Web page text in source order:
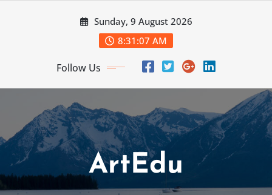
Sunday, 9 August 2026
8:31:09 AM
Follow Us
ArtEdu